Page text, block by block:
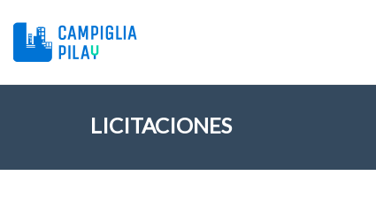
LICITACIONES